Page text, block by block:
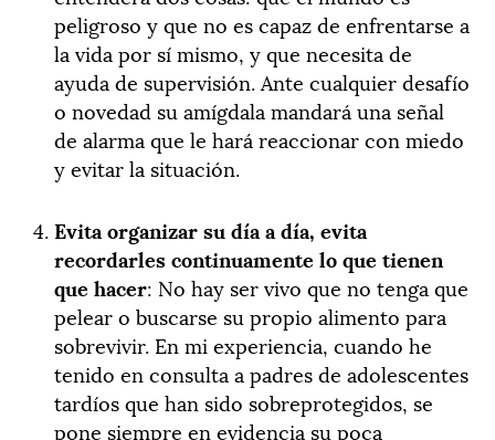
peligroso y que no es capaz de enfrentarse a
la vida por sí mismo, y que necesita de
ayuda de supervisión. Ante cualquier desafío
o novedad su amígdala mandará una señal
de alarma que le hará reaccionar con miedo
y evitar la situación.
Evita organizar su día a día, evita
recordarles continuamente lo que tienen
que hacer: No hay ser vivo que no tenga que
pelear o buscarse su propio alimento para
sobrevivir. En mi experiencia, cuando he
tenido en consulta a padres de adolescentes
tardíos que han sido sobreprotegidos, se
pone siempre en evidencia su poca